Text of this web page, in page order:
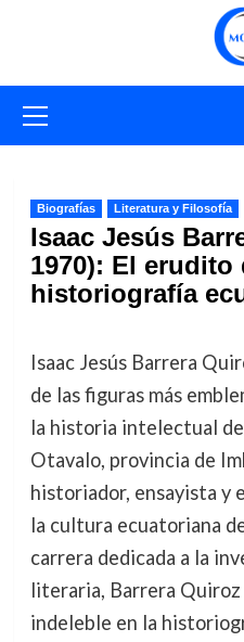
primario
Biografías Literatura y Filosofía
Isaac Jesús
1970): El
historiografía
Isaac Jesús Barrera
de las figuras más
la historia intelectual
Otavalo, provincia de
historiador, ensayista y
la cultura ecuatoriana
carrera dedicada a la
literaria, Barrera Quiroz
indeleble en la